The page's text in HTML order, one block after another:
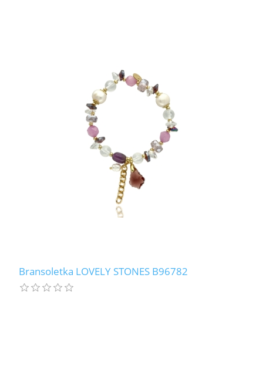
Bransoletka LOVELY STONES B96782